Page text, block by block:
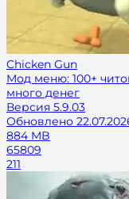
Chicken Gun
Мод меню: 100+
много денег
Версия 5.9.03
Обновлено
884 MB
65809
211